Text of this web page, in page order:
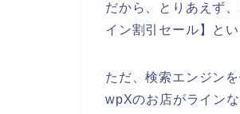
だから、とりあえず
イン割引セール】と
ただ、検索エンジン
wpXのお店がライン